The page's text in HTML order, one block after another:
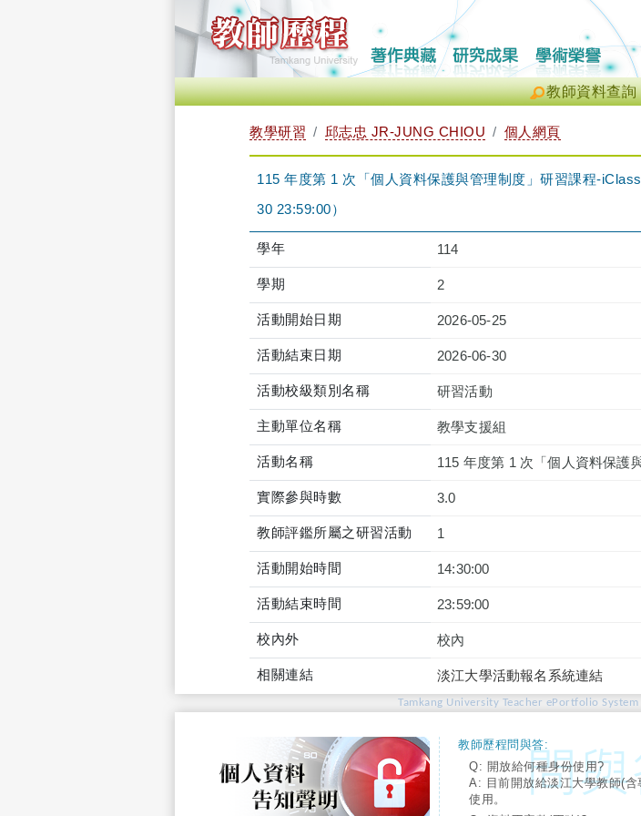
教師資料查詢
教學研習 邱志忠 JR-JUNG CHIOU 個人網頁
115 年度第 1 次「個人資料保護與管理制度」研習課程-
30 23:59:00）
學年 114
學期 2
活動開始日期 2026-05-25
活動結束日期 2026-06-30
活動校級類別名稱 研習活動
主動單位名稱 教學支援組
活動名稱 115 年度第 1 次「個人資料保護
實際參與時數 3.0
教師評鑑所屬之研習活動 1
活動開始時間 14:30:00
活動結束時間 23:59:00
校內外 校內
相關連結 淡江大學活動報名系統連結
Tamkang University Teacher ePortfolio
教師歷程問與答:
Q: 開放給何種身份使用?
A: 目前開放給淡江大學教師(含
使用。